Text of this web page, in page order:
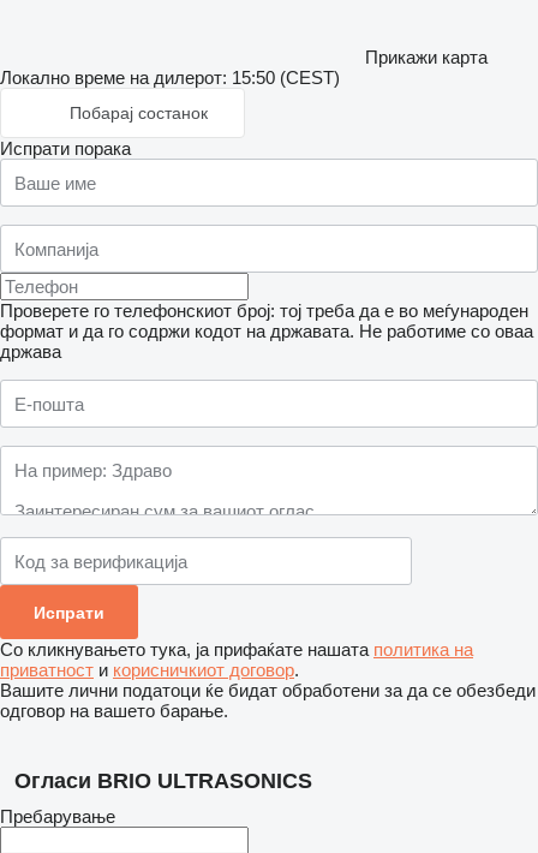
Прикажи карта
Локално време на дилерот: 15:50 (CEST)
Побарај состанок
Испрати порака
Проверете го телефонскиот број: тој треба да е во меѓународен
формат и да го содржи кодот на државата. Не работиме со оваа
држава
Со кликнувањето тука, ја прифаќате нашата политика на
приватност и корисничкиот договор.
Вашите лични податоци ќе бидат обработени за да се обезбеди
одговор на вашето барање.
Огласи BRIO ULTRASONICS
Пребарување